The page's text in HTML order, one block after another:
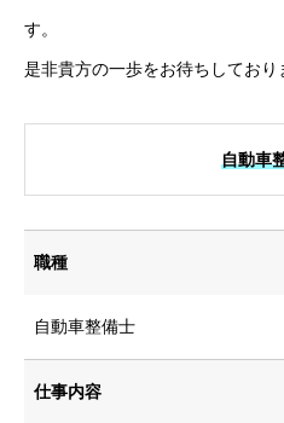
す。
是非貴方の一歩をお待ちしており
自動車
職種
自動車整備士
仕事内容